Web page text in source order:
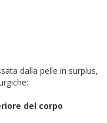
dalla pelle in surplus,
del corpo